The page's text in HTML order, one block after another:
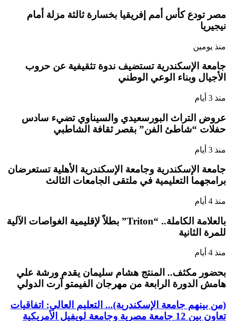
مصر تودع كأس أمم إفريقيا بخسارة ثالثة مزلة أمام
نيجيريا
منذ يومين
جامعة الإسكندرية تستضيف ندوة تثقيفية عن حروب
الأجيال وبناء الوعي الوطني
منذ 3 أيام
عروض التراث البورسعيدي والسيناوي تضيء سادس
حفلات “شاطئ الفن” بقصر ثقافة الشاطبي
منذ 3 أيام
جامعة الإسكندرية وجامعة الإسكندرية الأهلية تستعرضان
برامجهما التعليمية في ملتقى الجامعات الثالث
منذ 4 أيام
بالعلامة الكاملة.. “Triton” بطلاً لإقليمية الغواصات الآلية
للمرة الثانية
منذ 4 أيام
بحضور مكثف.. المنتج هشام سليمان يقدم ورشة علي
هامش الدورة الرابعة من مهرجان الفيمتو آرت الدولي
(من بينهم جامعة الإسكندرية)... التعليم العالي: اتفاقيات
تعاون بين 12 جامعة مصرية وجامعة لويفيل الأمريكية